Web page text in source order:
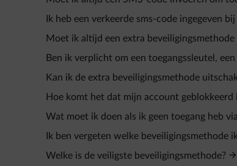
Ik heb een verkeerde sms‑code ingegeven
Moet ik altijd een extra
Ben ik verplicht om een toegangssleutel,
Kan ik de extra beveiligingsmethode
Hoe komt het dat mijn account
Wat moet ik doen als ik geen toegang heb
Ik ben vergeten welke beveiligingsmethode
Welke is de veiligste beveiligingsmethode?